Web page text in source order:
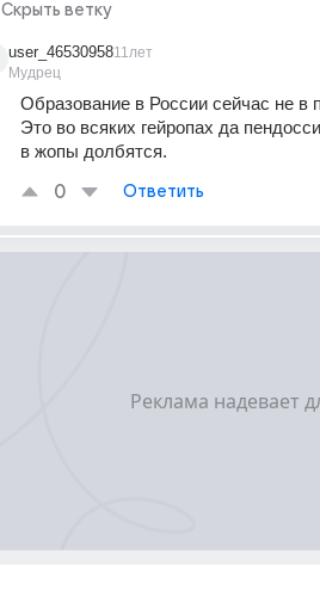
Скрыть ветку
user_46530958
Мудрец
11лет
Образование в России сейчас не
Это во всяких гейропах да
в жопы долбятся.
0 Ответить